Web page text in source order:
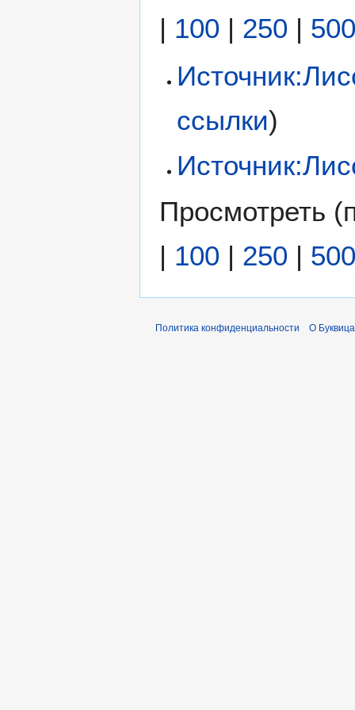
| 100 | 250 | 500
ссылки)
Просмотреть (
| 100 | 250 | 500
Политика конфиденциальности О Буквица